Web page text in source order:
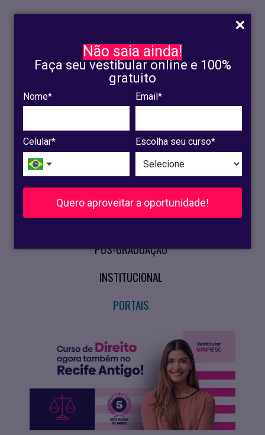
Não saia ainda!
Faça seu vestibular online e 100%
gratuito
Nome* Email*
Celular* Escolha seu curso*
Quero aproveitar a oportunidade!
.
INSCRIÇÃO
OLINDA
RECIFE
VESTIBULAR
CURSOS PRESENCIAIS
PÓS-GRADUAÇÃO
INSTITUCIONAL
PORTAIS